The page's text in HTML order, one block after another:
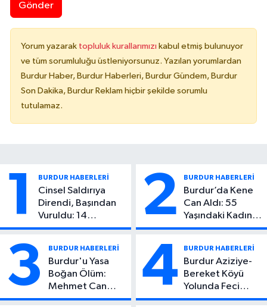
Gönder
Yorum yazarak topluluk kurallarımızı kabul etmiş bulunuyor
ve tüm sorumluluğu üstleniyorsunuz. Yazılan yorumlardan
Burdur Haber, Burdur Haberleri, Burdur Gündem, Burdur
Son Dakika, Burdur Reklam hiçbir şekilde sorumlu
tutulamaz.
1 BURDUR HABERLERİ
Cinsel Saldırıya
Direndi, Başından
Vuruldu: 14
Yaşındaki Çocuktan
2 BURDUR HABERLERİ
Burdur’da Kene
Can Aldı: 55
Yaşındaki Kadın
Hayatını Kaybetti
3 BURDUR HABERLERİ
Burdur'u Yasa
Boğan Ölüm:
Mehmet Can
Atıcı Genç Yaşta
4 BURDUR HABERLERİ
Burdur Aziziye-
Bereket Köyü
Yolunda Feci
Kaza: 1 Ölü, 2